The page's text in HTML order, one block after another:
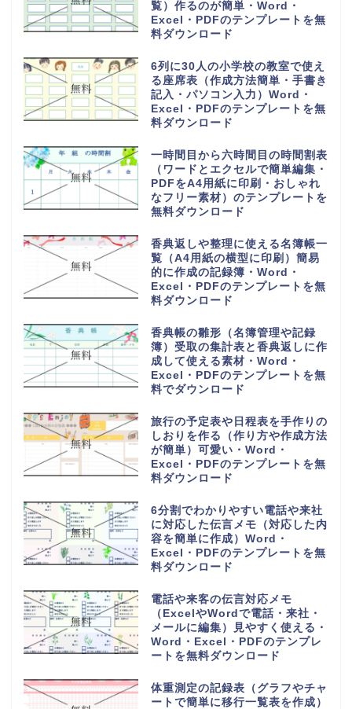
覧）作るのが簡単・Word・
Excel・PDFのテンプレートを無
料ダウンロード
6列に30人の小学校の教室で使え
る座席表（作成方法簡単・手書き
記入・パソコン入力）Word・
Excel・PDFのテンプレートを無
料ダウンロード
一時間目から六時間目の時間割表
（ワードとエクセルで簡単編集・
PDFをA4用紙に印刷・おしゃれ
なフリー素材）のテンプレートを
無料ダウンロード
香典返しや整理に使える名簿帳一
覧（A4用紙の横型に印刷）簡易
的に作成の記録簿・Word・
Excel・PDFのテンプレートを無
料ダウンロード
香典帳の雛形（名簿管理や記録
簿）受取の集計表と香典返しに作
成して使える素材・Word・
Excel・PDFのテンプレートを無
料でダウンロード
旅行の予定表や日程表を手作りの
しおりを作る（作り方や作成方法
が簡単）可愛い・Word・
Excel・PDFのテンプレートを無
料ダウンロード
6分割でわかりやすい電話や来社
に対応した伝言メモ（対応した内
容を簡単に作成）Word・
Excel・PDFのテンプレートを無
料ダウンロード
電話や来客の伝言対応メモ
（ExcelやWordで電話・来社・
メールに編集）見やすく使える・
Word・Excel・PDFのテンプレ
ートを無料ダウンロード
体重測定の記録表（グラフやチャ
ートで簡単に移行一覧表を作成）